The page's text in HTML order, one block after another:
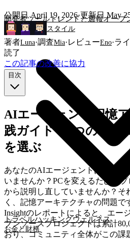
トラベルハッキングウェルネス
お金と財務
開発者ツールトレンドと週報オープ
旅行とライフスタイル
公開日 April 19, 2026·更新日 May
著者Luna·調査Mia·レビューEno·ラ
読了
この記事の改善に協力
目次
AIエージェント記憶
践ガイド：3つのパス
を選ぶ
あなたのAIエージェントは再起動
いませんか？PCを変えるたびに
から説明し直していませんか？そ
く、記憶アーキテクチャの問題で
Insightのレポートによると、エー
プンソースプロジェクトは累計
おり、コミュニティ全体がこの課